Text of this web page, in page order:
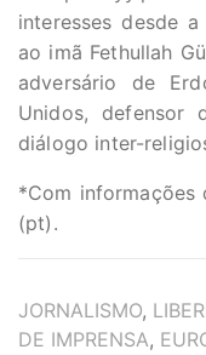
interesses desde
ao imã Fethullah
adversário de
Unidos, defensor
diálogo inter-
*Com informações
(pt).
TAGS
JORNALISMO,
DE IMPRENSA,